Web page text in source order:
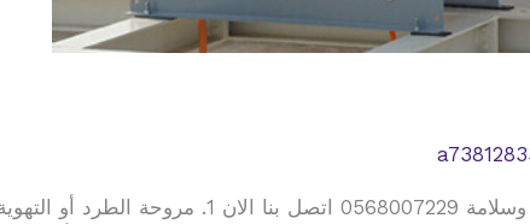
افضل شركة توريد وتركيب مرواح سحب الدخان امن